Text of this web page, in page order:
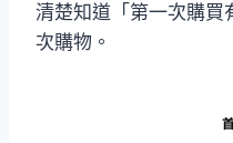
清楚知道「第一次購買
次購物。